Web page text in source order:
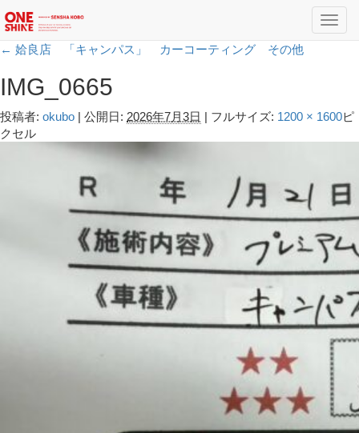
← 姶良店 「キャンパス」 カーコーティング その他
IMG_0665
投稿者: okubo | 公開日: 2026年7月3日 | フルサイズ: 1200 × 1600ピ
クセル